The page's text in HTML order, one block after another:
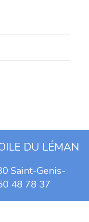
DU LÉMAN
Saint-Genis-
78 37